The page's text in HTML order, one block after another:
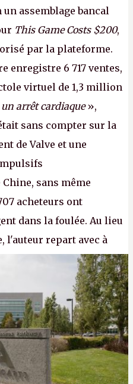
un assemblage bancal
This Game Costs $200,
par la plateforme.
enregistre 6 717 ventes,
virtuel de 1,3 million
arrêt cardiaque»,
sans compter sur la
de Valve et une
sans même
acheteurs ont
dans la foulée. Au lieu
l'auteur repart avec à
C'est toujours plus
à dev, mais ça
qu'on ne braque pas
P.